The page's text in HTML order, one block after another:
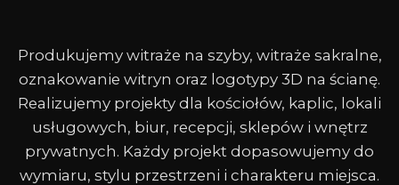
Produkujemy witraże na szyby, witraże sakralne,
oznakowanie witryn oraz logotypy 3D na ścianę.
Realizujemy projekty dla kościołów, kaplic, lokali
usługowych, biur, recepcji, sklepów i wnętrz
prywatnych. Każdy projekt dopasowujemy do
wymiaru, stylu przestrzeni i charakteru miejsca.